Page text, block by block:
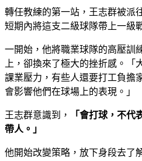
轉任教練的第一站，王志群被派
短期內將這支二級球隊帶上一級
一開始，他將職業球隊的高壓訓
上，卻換來了極大的挫折感。「
課業壓力，有些人還要打工負擔
會影響他們在球場上的表現。」
王志群意識到，
「會打球，不代
帶人。」
他開始改變策略，放下身段去了